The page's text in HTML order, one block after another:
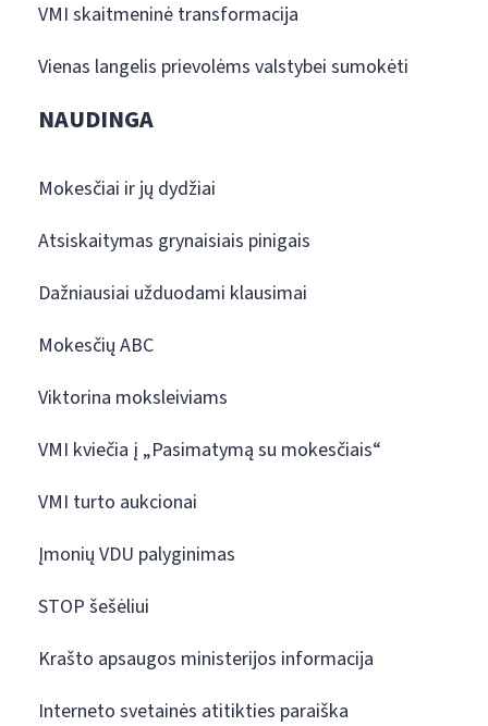
VMI skaitmeninė transformacija
Vienas langelis prievolėms valstybei sumokėti
NAUDINGA
Mokesčiai ir jų dydžiai
Atsiskaitymas grynaisiais pinigais
Dažniausiai užduodami klausimai
Mokesčių ABC
Viktorina moksleiviams
VMI kviečia į „Pasimatymą su mokesčiais“
VMI turto aukcionai
Įmonių VDU palyginimas
STOP šešėliui
Krašto apsaugos ministerijos informacija
Interneto svetainės atitikties paraiška